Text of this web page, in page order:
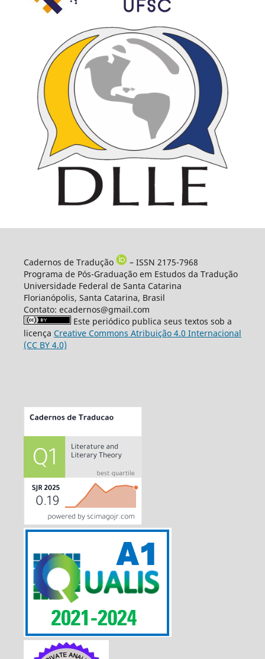
Cadernos de Tradução
– ISSN 2175-7968
Programa de Pós-Graduação em Estudos da Tradução
Universidade Federal de Santa Catarina
Florianópolis, Santa Catarina, Brasil
Contato: ecadernos@gmail.com
Este periódico publica seus textos sob a
licença Creative Commons Atribuição 4.0 Internacional
(CC BY 4.0)